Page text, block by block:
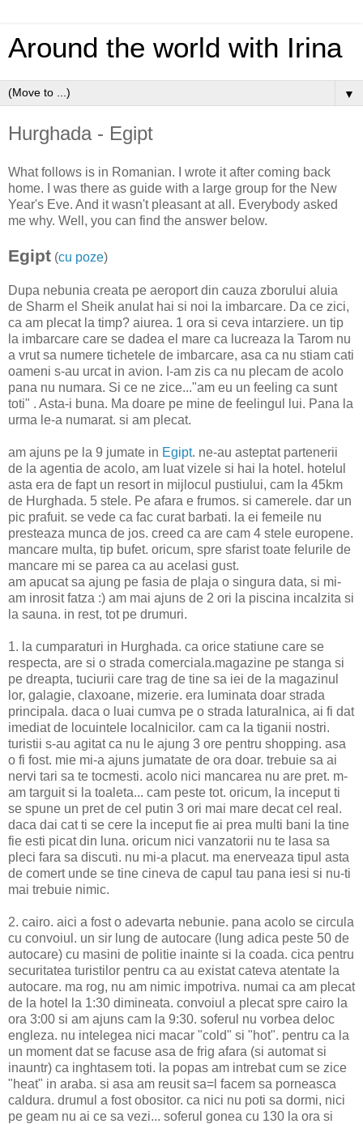
Around the world with Irina
▼
Hurghada - Egipt
What follows is in Romanian. I wrote it after coming back
home. I was there as guide with a large group for the New
Year's Eve. And it wasn't pleasant at all. Everybody asked
me why. Well, you can find the answer below.
Egipt (cu poze)
Dupa nebunia creata pe aeroport din cauza zborului aluia
de Sharm el Sheik anulat hai si noi la imbarcare. Da ce zici,
ca am plecat la timp? aiurea. 1 ora si ceva intarziere. un tip
la imbarcare care se dadea el mare ca lucreaza la Tarom nu
a vrut sa numere tichetele de imbarcare, asa ca nu stiam cati
oameni s-au urcat in avion. I-am zis ca nu plecam de acolo
pana nu numara. Si ce ne zice..."am eu un feeling ca sunt
toti" . Asta-i buna. Ma doare pe mine de feelingul lui. Pana la
urma le-a numarat. si am plecat.
am ajuns pe la 9 jumate in Egipt. ne-au asteptat partenerii
de la agentia de acolo, am luat vizele si hai la hotel. hotelul
asta era de fapt un resort in mijlocul pustiului, cam la 45km
de Hurghada. 5 stele. Pe afara e frumos. si camerele. dar un
pic prafuit. se vede ca fac curat barbati. la ei femeile nu
presteaza munca de jos. creed ca are cam 4 stele europene.
mancare multa, tip bufet. oricum, spre sfarist toate felurile de
mancare mi se parea ca au acelasi gust.
am apucat sa ajung pe fasia de plaja o singura data, si mi-
am inrosit fatza :) am mai ajuns de 2 ori la piscina incalzita si
la sauna. in rest, tot pe drumuri.
1. la cumparaturi in Hurghada. ca orice statiune care se
respecta, are si o strada comerciala.magazine pe stanga si
pe dreapta, tuciurii care trag de tine sa iei de la magazinul
lor, galagie, claxoane, mizerie. era luminata doar strada
principala. daca o luai cumva pe o strada laturalnica, ai fi dat
imediat de locuintele localnicilor. cam ca la tiganii nostri.
turistii s-au agitat ca nu le ajung 3 ore pentru shopping. asa
o fi fost. mie mi-a ajuns jumatate de ora doar. trebuie sa ai
nervi tari sa te tocmesti. acolo nici mancarea nu are pret. m-
am targuit si la toaleta... cam peste tot. oricum, la inceput ti
se spune un pret de cel putin 3 ori mai mare decat cel real.
daca dai cat ti se cere la inceput fie ai prea multi bani la tine
fie esti picat din luna. oricum nici vanzatorii nu te lasa sa
pleci fara sa discuti. nu mi-a placut. ma enerveaza tipul asta
de comert unde se tine cineva de capul tau pana iesi si nu-ti
mai trebuie nimic.
2. cairo. aici a fost o adevarta nebunie. pana acolo se circula
cu convoiul. un sir lung de autocare (lung adica peste 50 de
autocare) cu masini de politie inainte si la coada. cica pentru
securitatea turistilor pentru ca au existat cateva atentate la
autocare. ma rog, nu am nimic impotriva. numai ca am plecat
de la hotel la 1:30 dimineata. convoiul a plecat spre cairo la
ora 3:00 si am ajuns cam la 9:30. soferul nu vorbea deloc
engleza. nu intelegea nici macar "cold" si "hot". pentru ca la
un moment dat se facuse asa de frig afara (si automat si
inauntr) ca inghtasem toti. la popas am intrebat cum se zice
"heat" in araba. si asa am reusit sa=l facem sa porneasca
caldura. drumul a fost obositor. ca nici nu poti sa dormi, nici
pe geam nu ai ce sa vezi... soferul gonea cu 130 la ora si